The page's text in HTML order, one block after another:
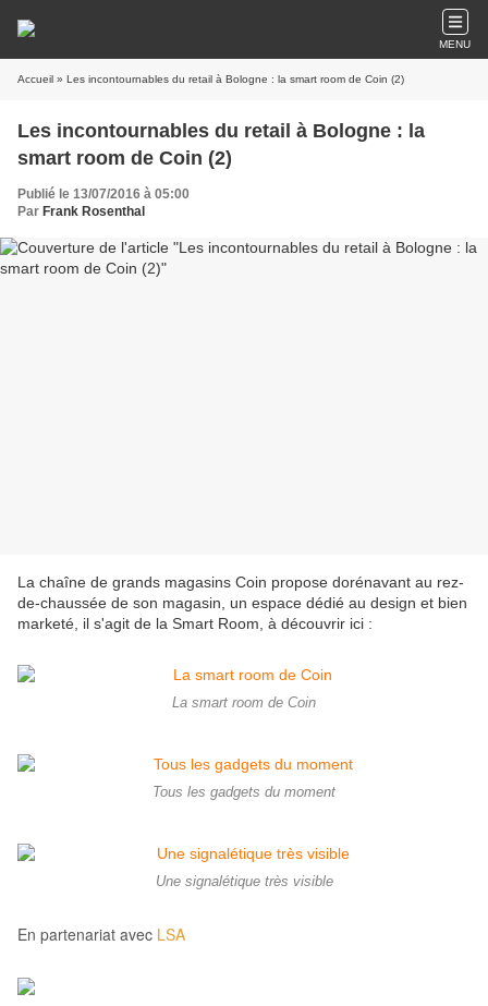
MENU
Accueil » Les incontournables du retail à Bologne : la smart room de Coin (2)
Les incontournables du retail à Bologne : la
smart room de Coin (2)
Publié le 13/07/2016 à 05:00
Par Frank Rosenthal
La chaîne de grands magasins Coin propose dorénavant au rez-
de-chaussée de son magasin, un espace dédié au design et bien
marketé, il s'agit de la Smart Room, à découvrir ici :
La smart room de Coin
Tous les gadgets du moment
Une signalétique très visible
En partenariat avec LSA